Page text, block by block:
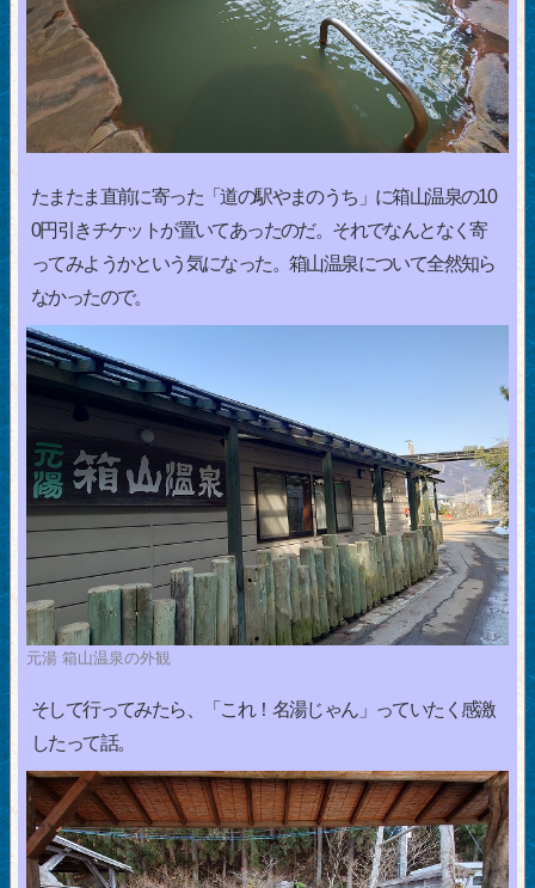
たまたま直前に寄った「道の駅やまのうち」に箱山温泉の10
0円引きチケットが置いてあったのだ。それでなんとなく寄
ってみようかという気になった。箱山温泉について全然知ら
なかったので。
元湯 箱山温泉の外観
そして行ってみたら、「これ！名湯じゃん」っていたく感激
したって話。